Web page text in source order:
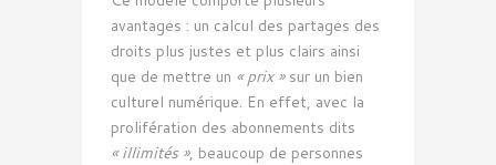
avantages : un calcul des partages des
droits plus justes et plus clairs ainsi
que de mettre un « prix »sur un bien
culturel numérique. En effet, avec la
prolifération des abonnements dits
« illimités », beaucoup de personnes